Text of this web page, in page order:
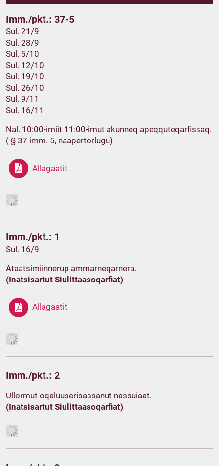
Imm./pkt.: 37-5
Sul. 21/9
Sul. 28/9
Sul. 5/10
Sul. 12/10
Sul. 19/10
Sul. 26/10
Sul. 9/11
Sul. 16/11
Nal. 10:00-imiit 11:00-imut akunneq apeqquteqarfissaq.
( § 37 imm. 5, naapertorlugu)
Allagaatit
Imm./pkt.: 1
Sul. 16/9
Ataatsimiinnerup ammarneqarnera.
(Inatsisartut Siulittaasoqarfiat)
Allagaatit
Imm./pkt.: 2
Ullormut oqaluuserisassanut nassuiaat.
(Inatsisartut Siulittaasoqarfiat)